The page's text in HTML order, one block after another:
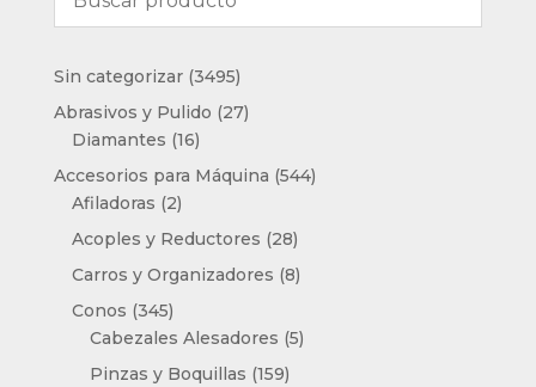
Sin categorizar 34953495
productos
Abrasivos y Pulido 2727
Diamantes 1616
productos
Accesorios para Máquina 544544
Afiladoras 22
productos
Acoples y Reductores 2828
productos
Carros y Organizadores 88
Conos 345345
productos
Cabezales Alesadores 55
Pinzas y Boquillas 159159